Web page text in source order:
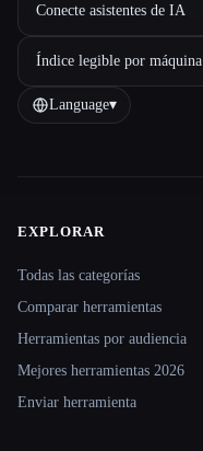
Conecte asistentes de IA
Índice legible por máquina
Language▾
Site navigation
EXPLORAR
Todas las categorías
Comparar herramientas
Herramientas por audiencia
Mejores herramientas 2026
Enviar herramienta